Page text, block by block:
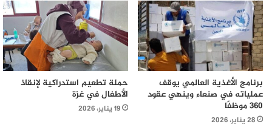
برنامج الأغذية العالمي يوقف
عملياته في صنعاء وينهي عقود
360 موظفًا
28 يناير، 2026
حملة تطعيم استدراكية لإنقاذ
الأطفال في غزة
19 يناير، 2026